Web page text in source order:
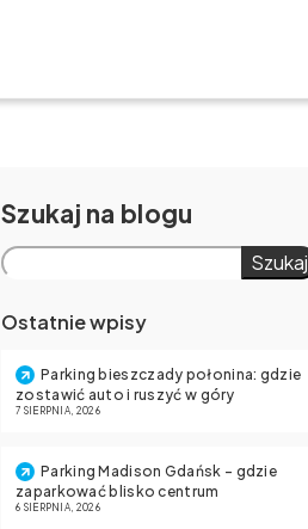
Szukaj
Szukaj
Ostatnie wpisy
Parking bieszczady połonina: gdzie
zostawić auto i ruszyć w góry
7 SIERPNIA, 2026
Parking Madison Gdańsk – gdzie
zaparkować blisko centrum
6 SIERPNIA, 2026